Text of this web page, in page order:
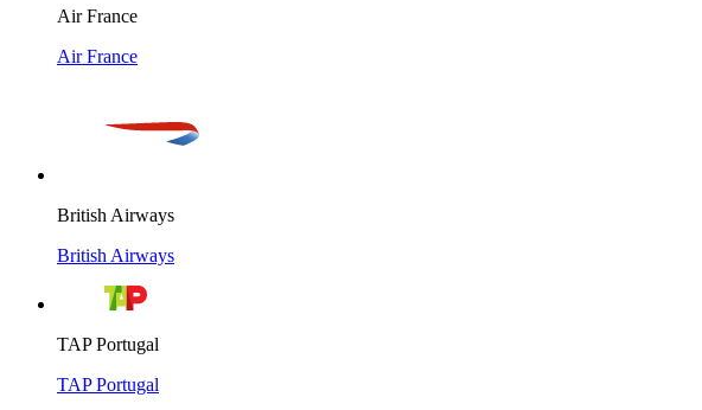
Air France
Air France
British Airways
British Airways
TAP Portugal
TAP Portugal